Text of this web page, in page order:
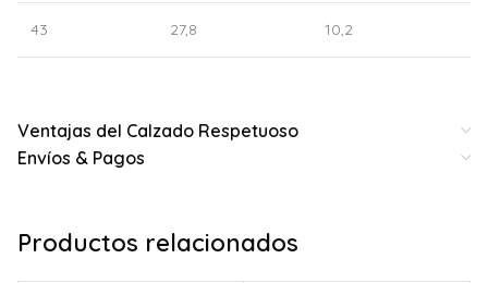
43 27,8 10,2
Ventajas del Calzado Respetuoso
Envíos & Pagos
Productos relacionados